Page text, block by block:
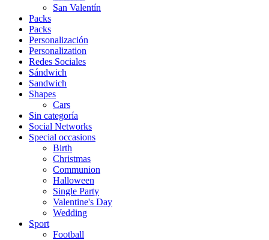
San Valentín
Packs
Packs
Personalización
Personalization
Redes Sociales
Sándwich
Sandwich
Shapes
Cars
Sin categoría
Social Networks
Special occasions
Birth
Christmas
Communion
Halloween
Single Party
Valentine's Day
Wedding
Sport
Football